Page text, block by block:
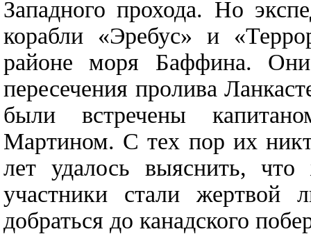
Западного прохода. Но
корабли «Эребус» и
районе моря Баффина.
пересечения пролива
были встречены
Мартином. С тех пор их
лет удалось выяснить,
участники стали жертвой
добраться до канадского